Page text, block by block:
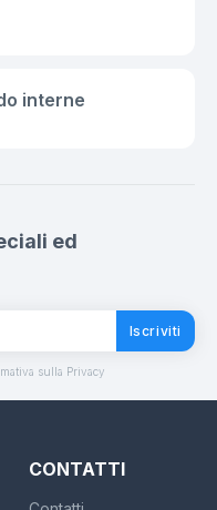
interne
ed
Iscriviti
sulla Privacy
CONTATTI